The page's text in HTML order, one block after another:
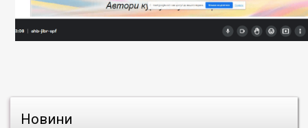
Новини